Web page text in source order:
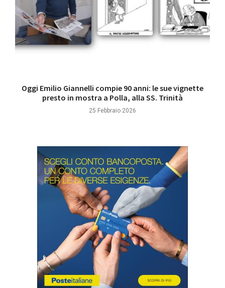
Oggi Emilio Giannelli compie 90 anni: le sue vignette
presto in mostra a Polla, alla SS. Trinità
25 Febbraio 2026